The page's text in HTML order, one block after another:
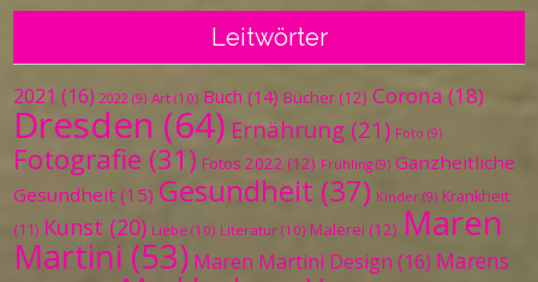
Leitwörter
2021 (16) 2022 (9) Art (10) Buch (14) Bücher (12) Corona (18)
Dresden (64) Ernährung (21) Foto (9)
Fotografie (31) Fotos 2022 (12) Frühling (9) Ganzheitliche
Gesundheit (15) Gesundheit (37) Kinder (9) Krankheit
(11) Kunst (20) Liebe (10) Literatur (10) Malerei (12) Maren
Martini (53) Maren Martini Design (16) Marens